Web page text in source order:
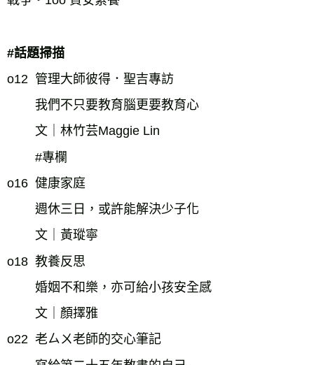
#話題掃描
o12  管理大師彼得．聖吉專訪
我們不只要教育腦更要教育心
文｜林竹芸Maggie Lin
#專欄
o16  健康家庭
週休三日，或許能解決少子化
文｜黃瑽寧
o18  教養反思
婚姻不和樂，亦可給小孩安全感
文｜顏擇雅
o22  老ㄙㄨ老師的交心筆記